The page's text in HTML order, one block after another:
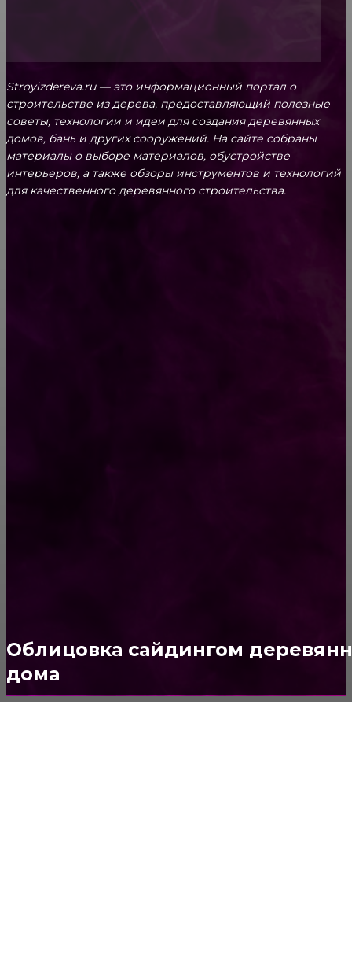
Облицовка сайдингом
дома
Stroyizdereva.ru — это информационный портал о
строительстве из дерева, предоставляющий полезные
советы, технологии и идеи для создания деревянных
домов, бань и других сооружений. На сайте собраны
материалы о выборе материалов, обустройстве
интерьеров, а также обзоры инструментов и технологий
для качественного деревянного строительства.
Потолок147